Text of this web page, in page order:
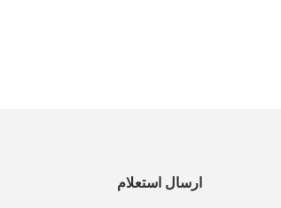
ارسال استعلام